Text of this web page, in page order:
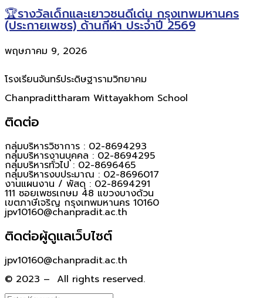
🏆รางวัลเด็กและเยาวชนดีเด่น กรุงเทพมหานคร
(ประกายเพชร) ด้านกีฬา ประจำปี 2569
พฤษภาคม 9, 2026
โรงเรียนจันทร์ประดิษฐารามวิทยาคม
Chanpradittharam Wittayakhom School
ติดต่อ
กลุ่มบริหารวิชาการ : 02-8694293
กลุ่มบริหารงานบุคคล : 02-8694295
กลุ่มบริหารทั่วไป : 02-8696465
กลุ่มบริหารงบประมาณ : 02-8696017
งานแผนงาน / พัสดุ : 02-8694291
111 ซอยเพชรเกษม 48 แขวงบางด้วน
เขตภาษีเจริญ กรุงเทพมหานคร 10160
jpv10160@chanpradit.ac.th
ติดต่อผู้ดูแลเว็บไซต์
jpv10160@chanpradit.ac.th
© 2023 – All rights reserved.